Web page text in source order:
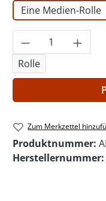
Eine Medien-Rolle
Produkt
Rolle
Zum Merkzettel
Produktnummer:
Herstellernummer: